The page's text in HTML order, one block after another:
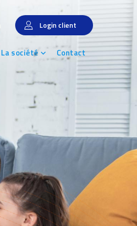
Login client
La société Contact